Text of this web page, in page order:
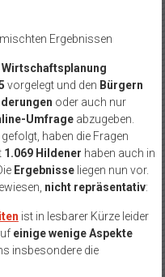
Ergebnissen
Wirtschaftsplanung
vorgelegt und den Bürgern
oder auch nur
Umfrageabzugeben.
haben die Fragen
1.069 Hildener haben auch in
Ergebnisseliegen nun vor.
nicht repräsentativ:
ist in lesbarer Kürze leider
einige wenige Aspekte
insbesondere die